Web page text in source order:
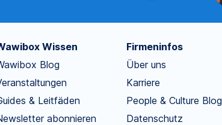
Wissen
Blog
& Leitfäden
abonnieren
Firmeninfos
Über uns
Karriere
People & Culture Blog
Datenschutz